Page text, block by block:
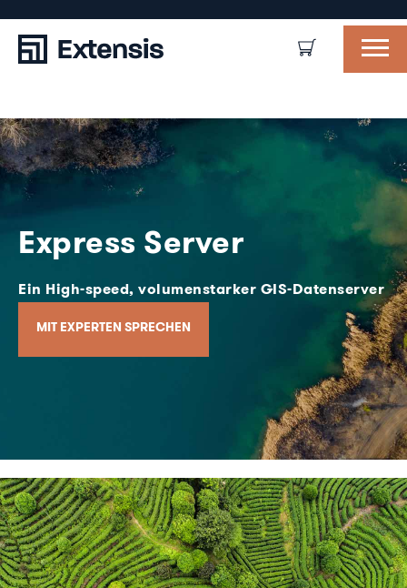
Express Server
Ein High-speed, volumenstarker GIS-Datenserver
MIT EXPERTEN SPRECHEN